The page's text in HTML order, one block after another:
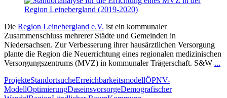
Die Region Leinebergland e.V. ist ein kommunaler
Zusammenschluss mehrerer Städte und Gemeinden in
Niedersachsen. Zur Verbesserung ihrer hausärztlichen Versorgung
plante die Region die Neuerrichtung eines regionalen medizinischen
Versorgungszentrums (MVZ) in kommunaler Trägerschaft. S&W ...
ProjekteStandortsucheErreichbarkeitsmodellÖPNV-
ModellOptimierungDaseinsvorsorgeDemografischer